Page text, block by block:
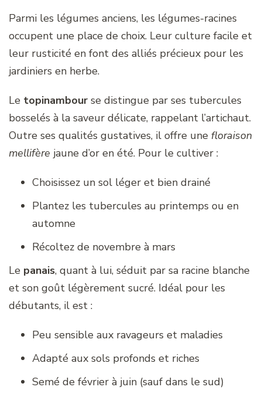
Parmi les légumes anciens, les légumes-racines
occupent une place de choix. Leur culture facile et
leur rusticité en font des alliés précieux pour les
jardiniers en herbe.
Le topinambour se distingue par ses tubercules
bosselés à la saveur délicate, rappelant l’artichaut.
Outre ses qualités gustatives, il offre une floraison
mellifère jaune d’or en été. Pour le cultiver :
Choisissez un sol léger et bien drainé
Plantez les tubercules au printemps ou en
automne
Récoltez de novembre à mars
Le panais, quant à lui, séduit par sa racine blanche
et son goût légèrement sucré. Idéal pour les
débutants, il est :
Peu sensible aux ravageurs et maladies
Adapté aux sols profonds et riches
Semé de février à juin (sauf dans le sud)